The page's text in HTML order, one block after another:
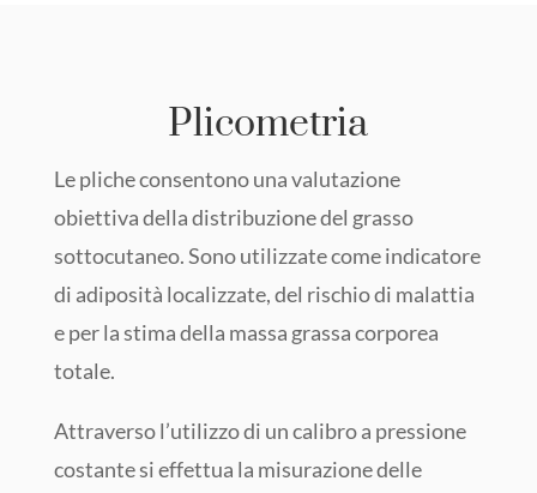
Plicometria
Le pliche consentono una valutazione
obiettiva della distribuzione del grasso
sottocutaneo. Sono utilizzate come indicatore
di adiposità localizzate, del rischio di malattia
e per la stima della massa grassa corporea
totale.
Attraverso l’utilizzo di un calibro a pressione
costante si effettua la misurazione delle